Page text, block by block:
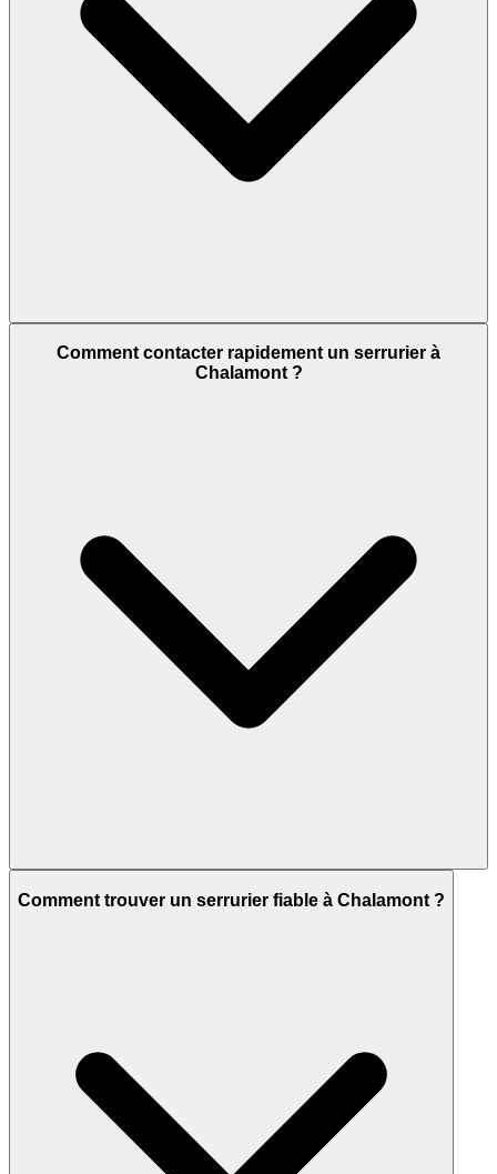
Comment contacter rapidement un serrurier à
Chalamont ?
Comment trouver un serrurier fiable à Chalamont ?